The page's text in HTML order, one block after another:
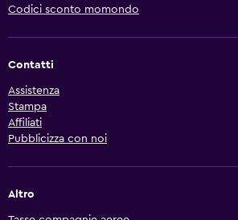
Codici sconto momondo
Contatti
Assistenza
Stampa
Affiliati
Pubblicizza con noi
Altro